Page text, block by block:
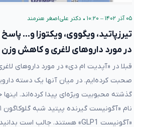
۰۵ آذر ۱۴۰۲ – ۱۰:۲۰ • دکتر علی‌اصغر هنرمند
تیرزپاتید، ویگووی، ویکتوزا و…
در مورد داروهای لاغری و کاهش وزن GLP1
قبلا در «آپدیت ام دی» در مورد داروهای
صحبت کرده‌ایم. در میان آنها یک دسته
گذشته محبوبیت ویژه‌ای پیدا کرده‌اند.
«آگونیست GLP1» هستند. جالب است بدانید اغلب این […]